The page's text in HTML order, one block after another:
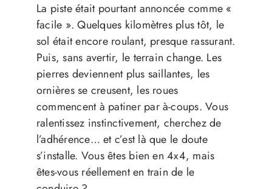
La piste était pourtant annoncée comme «
facile ». Quelques kilomètres plus tôt, le
sol était encore roulant, presque rassurant.
Puis, sans avertir, le terrain change. Les
pierres deviennent plus saillantes, les
ornières se creusent, les roues
commencent à patiner par à-coups. Vous
ralentissez instinctivement, cherchez de
l’adhérence… et c’est là que le doute
s’installe. Vous êtes bien en 4x4, mais
êtes-vous réellement en train de le